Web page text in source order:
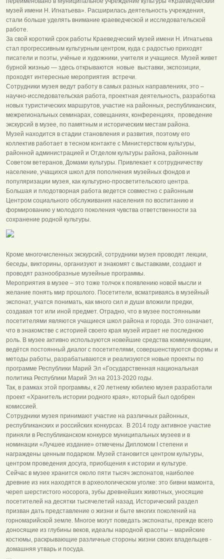
музей имени Н. Игнатьева». Расширилась деятельность учреждения,
стали больше уделять внимание краеведческой и исследовательской
работе.
За свой короткий срок работы Краеведческий музей имени Н. Игнатьева
стал прогрессивным культурным центром, куда с радостью приходят
писатели и поэты, учёные и художники, учителя и учащиеся. Музей живет
бурной жизнью — здесь открываются новые выставки, экспозиции,
проходят интересные мероприятия встречи.
Сотрудники музея ведут работу в самых разных направлениях, это –
научно-исследовательская работа, проектная деятельность, разработка
новых туристических маршрутов, участие на районных, республиканских,
межрегиональных семинарах, совещаниях, конференциях, проведение
экскурсий в музее, по памятным и историческим местам района.
Музей находится в стадии становления и развития, поэтому его
коллектив работает в тесном контакте с Министерством культуры,
районной администрацией и Отделом культуры района, районным
Советом ветеранов, Домами культуры. Привлекает к сотрудничеству
население, учащихся школ для пополнения музейных фондов и
популяризации музея, как культурно-просветительского центра.
Большая и плодотворная работа ведется совместно с районным
Центром социального обслуживания населения по воспитанию и
формированию у молодого поколения чувства ответственности за
сохранение родной культуры.
Кроме многочисленных экскурсий, сотрудники музея проводят лекции,
беседы, викторины, организуют и знакомят с выставками, создают и
проводят разнообразные музейные программы.
Мероприятия в музее – это тоже толчок к появлению новой мысли и
желание понять мир прошлого. Посетители, всматриваясь в музейный
экспонат, учатся понимать, как много сил и души вложили предки,
создавая тот или иной предмет. Отрадно, что в музее постоянными
посетителями являются учащиеся школ района и города. Это означает,
что в знакомстве с историей своего края музей играет не последнюю
роль. В музее активно используются новейшие средства коммуникации,
ведётся постоянный диалог с посетителями, совершенствуются формы и
методы работы, разрабатываются и реализуются новые проекты по
программе Республики Марий Эл «Государственная национальная
политика Республики Марий Эл на 2013-2020 годы.
Так, в рамках этой программы, к 20 летнему юбилею музея разработали
проект «Хранитель истории родного края», который был одобрен
комиссией.
Сотрудники музея принимают участие на различных районных,
республиканских и российских конкурсах. В 2014 году активное участие
приняли в Республиканском конкурсе муниципальных музеев и в
номинации «Лучшее издание» отмечены Дипломом I степени и
награждены ценным подарком. Музей становится центром культуры,
центром проведения досуга, приобщения к истории и культуре.
Сейчас в музее хранится около пяти тысяч экспонатов, наиболее
древние из них находятся в археологическом уголке: это бивни мамонта,
череп шерстистого носорога, зубы древнейших животных, уносящие
посетителей на десятки тысячелетий назад. Исторический раздел
призван дать представление о жизни и быте многих поколений на
горномарийской земле. Многое могут поведать экспонаты, прежде всего
доносящие из глубины веков, идеалы народной красоты – марийские
костюмы, раскрывающие различные стороны жизни своих владельцев -
домашняя утварь и посуда.